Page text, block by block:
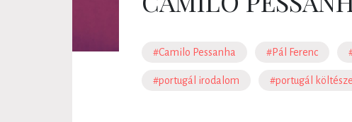
#Camilo Pessanha #Pál Ferenc
#portugál irodalom #portugál